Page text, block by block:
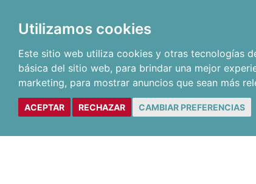
Utilizamos cookies
Este sitio web utiliza cookies y otras tecnologías
básica del sitio web, para brindar una mejor
marketing, para mostrar anuncios que sean más
ACEPTAR RECHAZAR CAMBIAR PREFERENCIAS